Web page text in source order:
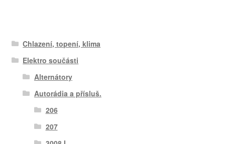
Chlazení, topení, klima
Elektro součásti
Alternátory
Autorádia a přísluš.
206
207